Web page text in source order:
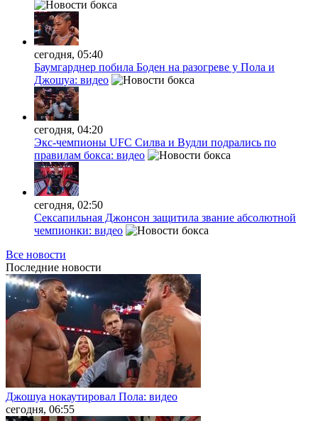
сегодня, 05:40
Баумгарднер побила Боден на разогреве у Пола и
Джошуа: видео
сегодня, 04:20
Экс-чемпионы UFC Силва и Вудли подрались по
правилам бокса: видео
сегодня, 02:50
Сексапильная Джонсон защитила звание абсолютной
чемпионки: видео
Все новости
Последние новости
Джошуа нокаутировал Пола: видео
сегодня, 06:55